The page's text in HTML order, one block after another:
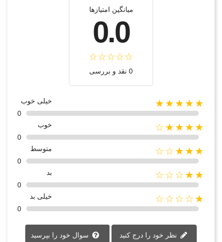
میانگین امتیازها
0.0
0 نقد و بررسی
★★★★★
خیلی خوب
0
★★★★☆
خوب
0
★★★☆☆
متوسط
0
★★☆☆☆
بد
0
★☆☆☆☆
خیلی بد
0
سوال خود را بپرسید